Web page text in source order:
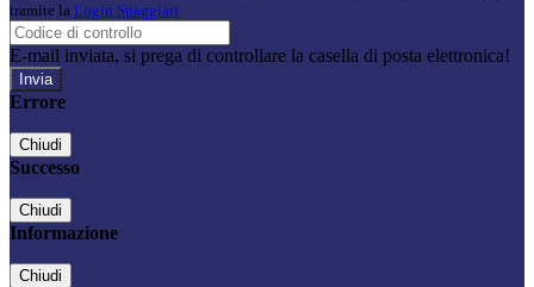
tramite la Login Spaggiari
E-mail inviata, si prega di controllare la casella di posta elettronica!
Errore
Chiudi
Successo
Chiudi
Informazione
Chiudi